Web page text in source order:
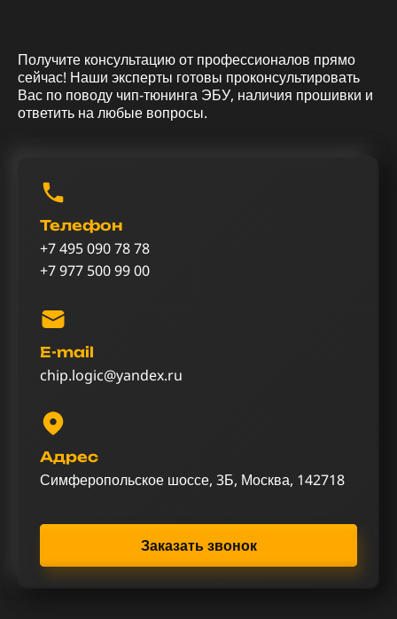
Получите консультацию от профессионалов прямо
сейчас! Наши эксперты готовы проконсультировать
Вас по поводу чип-тюнинга ЭБУ, наличия прошивки и
ответить на любые вопросы.
Телефон
+7 495 090 78 78
+7 977 500 99 00
E-mail
chip.logic@yandex.ru
Адрес
Симферопольское шоссе, 3Б, Москва, 142718
Заказать звонок